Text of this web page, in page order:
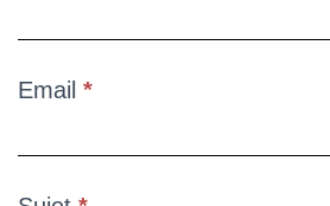
Email *